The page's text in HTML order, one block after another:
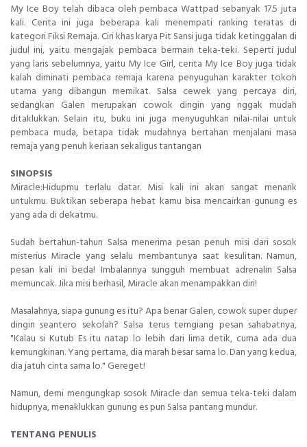
My Ice Boy telah dibaca oleh pembaca Wattpad sebanyak 17.5 juta
kali. Cerita ini juga beberapa kali menempati ranking teratas di
kategori Fiksi Remaja. Ciri khas karya Pit Sansi juga tidak ketinggalan di
judul ini, yaitu mengajak pembaca bermain teka-teki. Seperti judul
yang laris sebelumnya, yaitu My Ice Girl, cerita My Ice Boy juga tidak
kalah diminati pembaca remaja karena penyuguhan karakter tokoh
utama yang dibangun memikat. Salsa cewek yang percaya diri,
sedangkan Galen merupakan cowok dingin yang nggak mudah
ditaklukkan. Selain itu, buku ini juga menyuguhkan nilai-nilai untuk
pembaca muda, betapa tidak mudahnya bertahan menjalani masa
remaja yang penuh keriaan sekaligus tantangan
SINOPSIS
Miracle:Hidupmu terlalu datar. Misi kali ini akan sangat menarik
untukmu. Buktikan seberapa hebat kamu bisa mencairkan gunung es
yang ada di dekatmu.
Sudah bertahun-tahun Salsa menerima pesan penuh misi dari sosok
misterius Miracle yang selalu membantunya saat kesulitan. Namun,
pesan kali ini beda! Imbalannya sungguh membuat adrenalin Salsa
memuncak. Jika misi berhasil, Miracle akan menampakkan diri!
Masalahnya, siapa gunung es itu? Apa benar Galen, cowok super duper
dingin seantero sekolah? Salsa terus terngiang pesan sahabatnya,
"Kalau si Kutub Es itu natap lo lebih dari lima detik, cuma ada dua
kemungkinan. Yang pertama, dia marah besar sama lo. Dan yang kedua,
dia jatuh cinta sama lo." Gereget!
Namun, demi mengungkap sosok Miracle dan semua teka-teki dalam
hidupnya, menaklukkan gunung es pun Salsa pantang mundur.
TENTANG PENULIS